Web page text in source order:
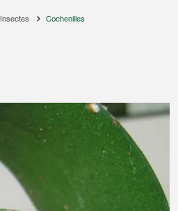
Insectes Cochenilles